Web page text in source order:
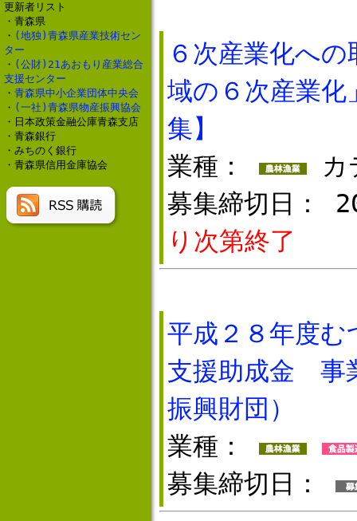
更新者リスト
・青森県
・ (地独)青森県産業技術セン
ター
・ (公財)21あおもり産業総合
支援センター
・ 青森県中小企業団体中央会
・ (一社)青森県物産振興協会
・日本政策金融公庫青森支店
・青森銀行
・みちのく銀行
・青森県信用金庫協会
６次産業化へ
域の６次産業化
集】
業種：
カ
募集締切日：
り次第終了
平成２８年度む
支援助成金 事
振興財団）
業種：
募集締切日：